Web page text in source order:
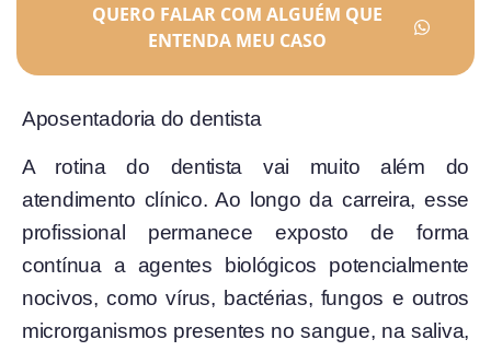
QUERO FALAR COM ALGUÉM QUE
ENTENDA MEU CASO
Aposentadoria do dentista
A rotina do dentista vai muito além do
atendimento clínico. Ao longo da carreira, esse
profissional permanece exposto de forma
contínua a agentes biológicos potencialmente
nocivos, como vírus, bactérias, fungos e outros
microrganismos presentes no sangue, na saliva,